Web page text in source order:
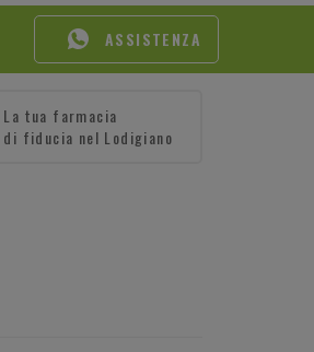
ASSISTENZA
La tua farmacia
di fiducia nel Lodigiano